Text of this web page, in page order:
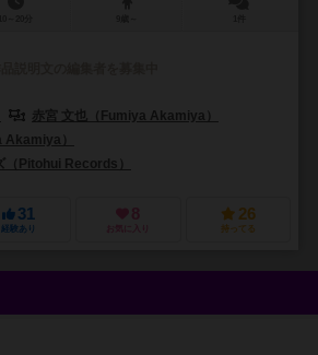
赤宮 文也（Fumiya Akamiya）
Akamiya）
（Pitohui Records）
31
経験あり
8
お気に入り
26
持ってる